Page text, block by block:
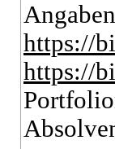
https://
https://